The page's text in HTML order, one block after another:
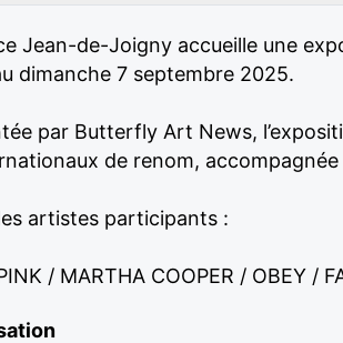
Jean-de-Joigny accueille une
dimanche 7 septembre 2025.
par Butterfly Art News,
de renom,
artistes participants :
/ MARTHA COOPER / OBEY /